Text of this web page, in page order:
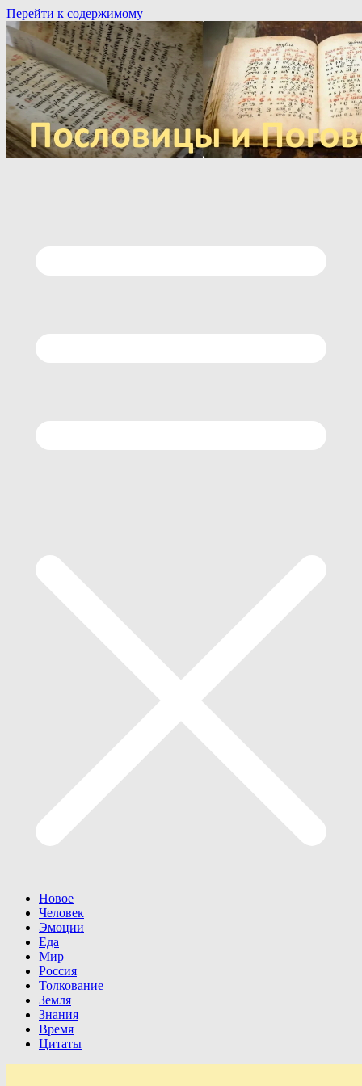
Перейти к содержимому
Новое
Человек
Эмоции
Еда
Мир
Россия
Толкование
Земля
Знания
Время
Цитаты